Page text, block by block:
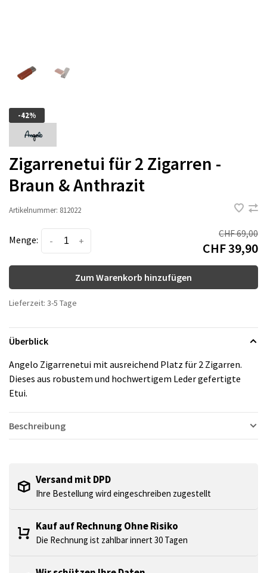
-42%
Zigarrenetui für 2 Zigarren -
Braun & Anthrazit
Artikelnummer: 812022
Menge: +
-
CHF 69,00
CHF 39,90
Zum Warenkorb hinzufügen
Lieferzeit: 3-5 Tage
Überblick
Angelo Zigarrenetui mit ausreichend Platz für 2 Zigarren.
Dieses aus robustem und hochwertigem Leder gefertigte
Etui.
Beschreibung
Versand mit DPD
Ihre Bestellung wird eingeschreiben zugestellt
Kauf auf Rechnung Ohne Risiko
Die Rechnung ist zahlbar innert 30 Tagen